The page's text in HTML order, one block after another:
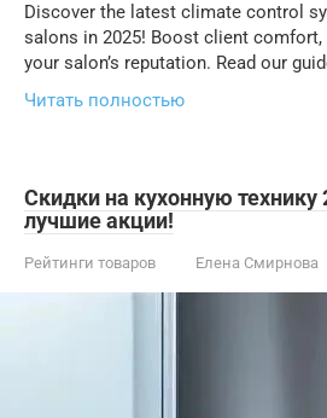
Discover the latest climate control
salons in 2025! Boost client comfort,
your salon’s reputation. Read our
Читать полностью
Скидки на кухонную
лучшие акции!
Рейтинги товаров Елена Смирнова